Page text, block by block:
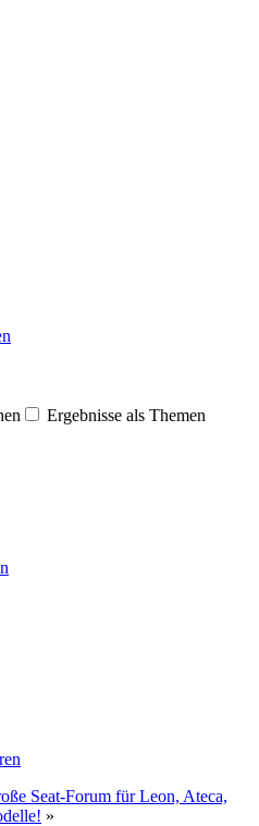
Ergebnisse als Themen
Seat-Forum für Leon, Ateca,
»